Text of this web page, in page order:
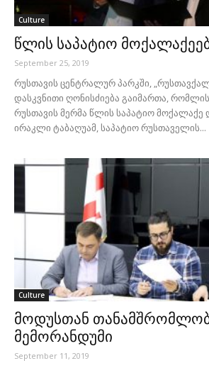
Culture
წლის საპატიო
September 25, 2019
რუსთავის ცენტრალურ პარკში,
დასკვნითი ღონისძიება გაიმართა,
რუსთავის მერმა წლის საპატიო
ირაკლი ტაბაღუამ, საპატიო რუსთაველის...
Culture
მოდუსთან
მემორანდუმი
September 11, 2019